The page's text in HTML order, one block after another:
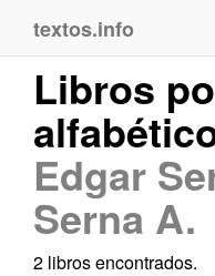
textos.info
Libros
Edgar
Serna A.
2 libros encontrados.